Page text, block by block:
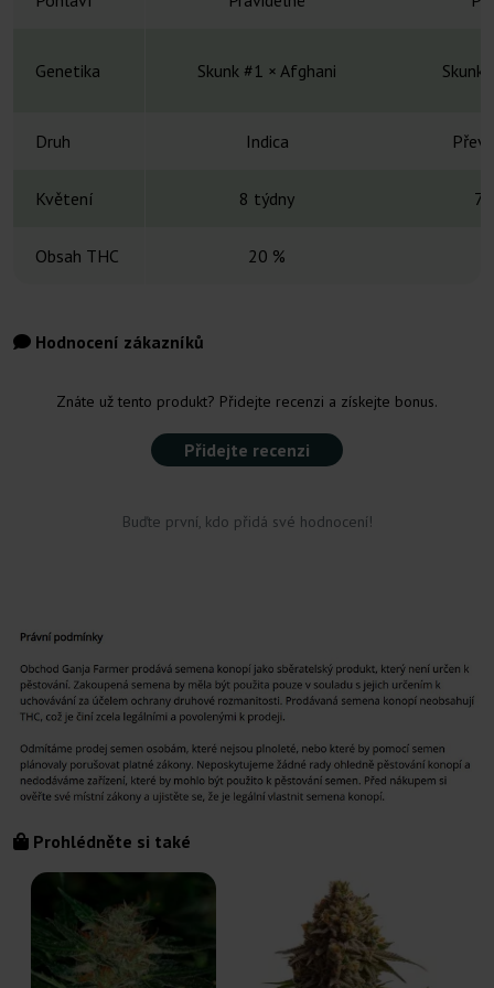
Genetika Skunk #1 × Afghani
Druh Indica
Květení 8 týdny 7-
Obsah THC 20 %
Hodnocení zákazníků
Znáte už tento produkt? Přidejte recenzi a získejte bonus.
Přidejte recenzi
Buďte první, kdo přidá své hodnocení!
Prohlédněte si také